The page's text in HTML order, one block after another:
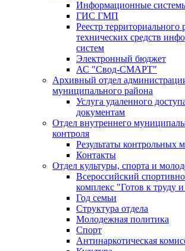
Информационные
ГИС ГМП
Реестр территориального
технических средств
систем
Электронный бюджет
АС "Свод-СМАРТ"
Архивный отдел
муниципального района
Услуга удаленного
документам
Отдел внутреннего
контроля
Результаты контрольных
Контакты
Отдел культуры, спорта и
Всероссийский
комплекс "Готов к труду
Год семьи
Структура отдела
Молодежная политика
Спорт
Антинаркотическая